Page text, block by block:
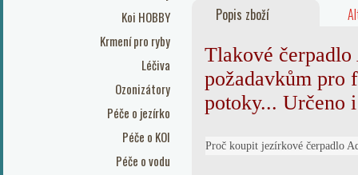
Koi HOBBY
Krmení pro ryby
Léčiva
Ozonizátory
Péče o jezírko
Péče o KOI
Péče o vodu
Popis zboží
Tlakové
požadavkům pro
potoky... Určeno
Proč koupit jezírkové čerpadlo